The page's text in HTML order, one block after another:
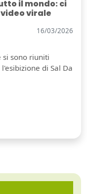
il mondo: ci
virale
16/03/2026
si sono riuniti
di Sal Da